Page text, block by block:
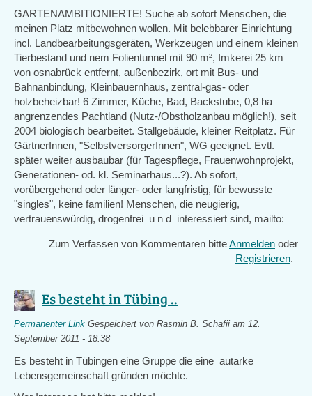
GARTENAMBITIONIERTE! Suche ab sofort Menschen, die
meinen Platz mitbewohnen wollen. Mit belebbarer Einrichtung
incl. Landbearbeitungsgeräten, Werkzeugen und einem kleinen
Tierbestand und nem Folientunnel mit 90 m², Imkerei 25 km
von osnabrück entfernt, außenbezirk, ort mit Bus- und
Bahnanbindung, Kleinbauernhaus, zentral-gas- oder
holzbeheizbar! 6 Zimmer, Küche, Bad, Backstube, 0,8 ha
angrenzendes Pachtland (Nutz-/Obstholzanbau möglich!), seit
2004 biologisch bearbeitet. Stallgebäude, kleiner Reitplatz. Für
GärtnerInnen, "SelbstversorgerInnen", WG geeignet. Evtl.
später weiter ausbaubar (für Tagespflege, Frauenwohnprojekt,
Generationen- od. kl. Seminarhaus...?). Ab sofort,
vorübergehend oder länger- oder langfristig, für bewusste
"singles", keine familien! Menschen, die neugierig,
vertrauenswürdig, drogenfrei u n d interessiert sind, mailto:
Zum Verfassen von Kommentaren bitteAnmelden oder
Registrieren.
Es besteht in Tübing ..
Permanenter Link Gespeichert von Rasmin B. Schafii am 12.
September 2011 - 18:38
Es besteht in Tübingen eine Gruppe die eine autarke
Lebensgemeinschaft gründen möchte.